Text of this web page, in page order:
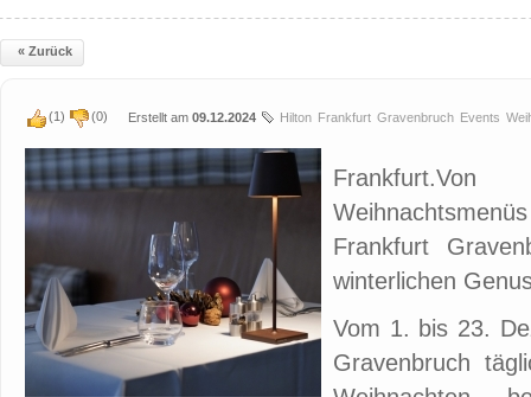
« Zurück
(1) (0) Erstellt am 09.12.2024 Hilton Frankfurt Gravenbruch Events
Frankfurt
winterlichen
Vom 1. bis 23.
Gravenbruch